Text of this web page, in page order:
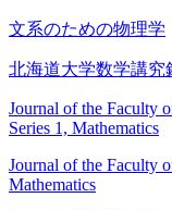
文系のための物理学
北海道大学数学講究
Journal of the Faculty
Series 1, Mathematics
Journal of the Faculty
Mathematics